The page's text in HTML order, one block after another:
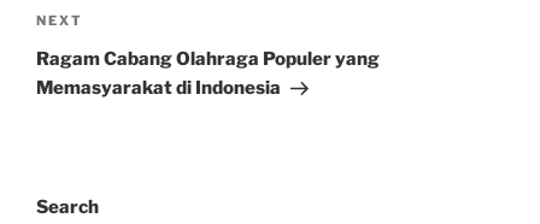
Next
Post
NEXT
Ragam Cabang Olahraga Populer yang
Memasyarakat di Indonesia
Search